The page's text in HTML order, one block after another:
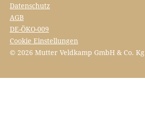
Datenschutz
AGB
DE-ÖKO-009
Cookie Einstellungen
© 2026 Mutter Veldkamp GmbH & Co. Kg